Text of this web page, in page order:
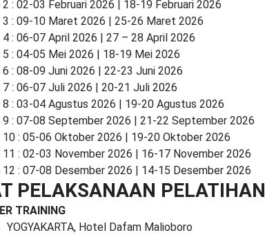
2 : 02-03 Februari 2026 | 18-19 Februari 2026
3 : 09-10 Maret 2026 | 25-26 Maret 2026
4 : 06-07 April 2026 | 27 – 28 April 2026
5 : 04-05 Mei 2026 | 18-19 Mei 2026
6 : 08-09 Juni 2026 | 22-23 Juni 2026
7 : 06-07 Juli 2026 | 20-21 Juli 2026
8 : 03-04 Agustus 2026 | 19-20 Agustus 2026
9 : 07-08 September 2026 | 21-22 September 2026
10 : 05-06 Oktober 2026 | 19-20 Oktober 2026
11 : 02-03 November 2026 | 16-17 November 2026
12 : 07-08 Desember 2026 | 14-15 Desember 2026
PELAKSANAAN PELATIHAN
TRAINING
YOGYAKARTA, Hotel Dafam Malioboro